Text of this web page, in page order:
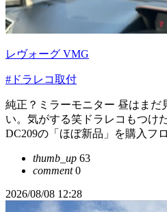
レヴォーグ VMG
#ドラレコ取付
純正？ミラーモニター 昼はまだ
い。気がする笑ドラレコもつけ
DC209の「ほぼ新品」を購入フ
thumb_up 63
comment0
2026/08/08 12:28